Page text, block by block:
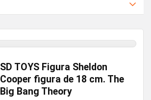
SD TOYS Figura Sheldon
Cooper figura de 18 cm. The
Big Bang Theory